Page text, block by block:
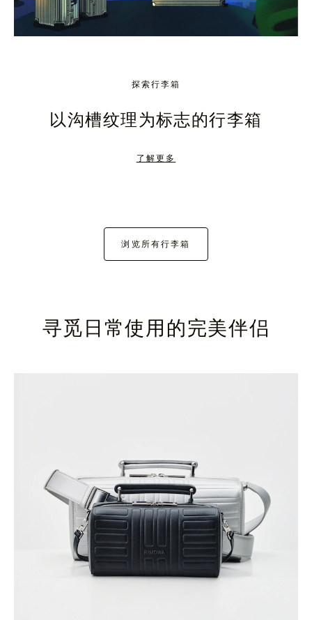
探索行李箱
以沟槽纹理为标志的行李箱
了解更多
浏览所有行李箱
寻觅日常使用的完美伴侣